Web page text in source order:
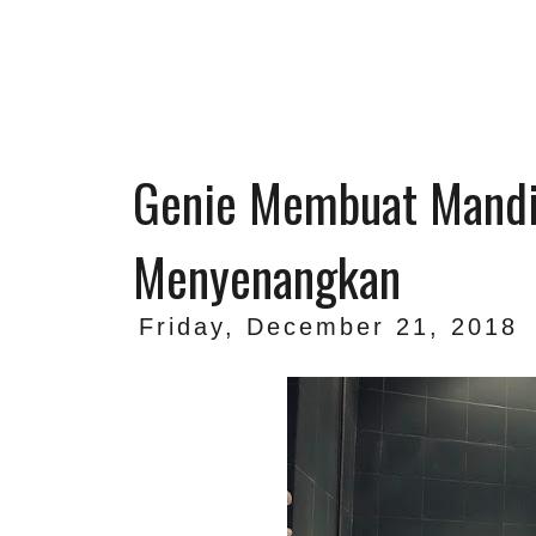
Genie Membuat
Menyenangkan
Friday, December 21, 2018